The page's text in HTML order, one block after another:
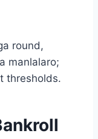
round,
manlalaro;
thresholds.